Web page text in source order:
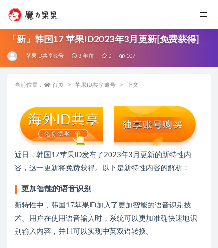
「新」韩国17 苹果ID2023年3月更新[免费获得]
苹果ID共享账号 3 年前 0 107
当前位置： 首页 苹果ID共享账号 正文
近日，韩国17苹果ID发布了2023年3月更新的新特性内
容，这一更新将免费获得。以下是新特性内容的解析：
更加智能的语音识别
新特性中，韩国17苹果ID加入了更加智能的语音识别技
术。用户在使用语音输入时，系统可以更加准确快速地识
别输入内容，并且可以实现中英双语转换。